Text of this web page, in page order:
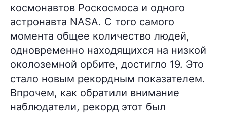
космонавтов Роскосмоса и одного
астронавта NASA. С того самого
момента общее количество людей,
одновременно находящихся на низкой
околоземной орбите, достигло 19. Это
стало новым рекордным показателем.
Впрочем, как обратили внимание
наблюдатели, рекорд этот был